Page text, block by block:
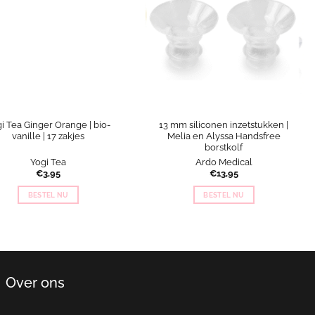
Tea Ginger Orange | bio-
vanille | 17 zakjes
Yogi Tea
€3,95
BESTEL NU
13 mm siliconen inzetstukken |
Melia en Alyssa Handsfree
borstkolf
Ardo Medical
€13,95
BESTEL NU
Over ons